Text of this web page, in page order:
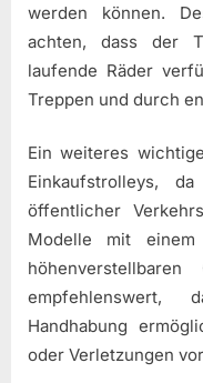
werden können.
achten, dass der
laufende Räder
Treppen und durch
Ein weiteres
Einkaufstrolleys,
öffentlicher
Modelle mit
Handhabung
oder Verletzungen